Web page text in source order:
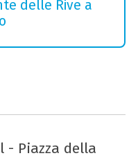
delle Rive a
- Piazza della